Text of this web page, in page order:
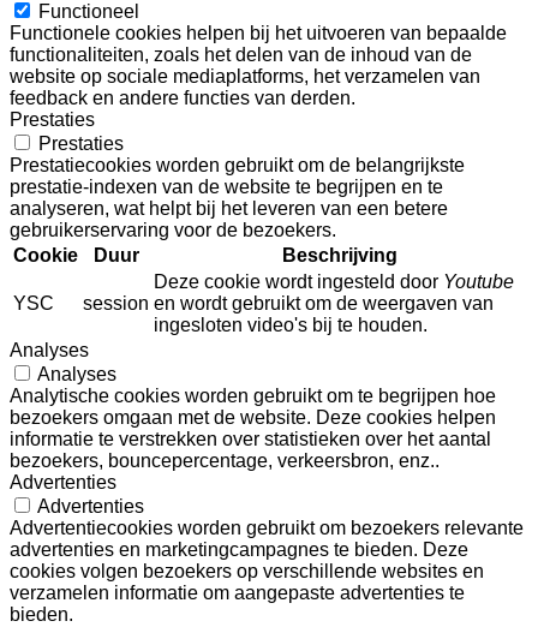
Functioneel
Functionele cookies helpen bij het uitvoeren van bepaalde
functionaliteiten, zoals het delen van de inhoud van de
website op sociale mediaplatforms, het verzamelen van
feedback en andere functies van derden.
Prestaties
Prestaties
Prestatiecookies worden gebruikt om de belangrijkste
prestatie-indexen van de website te begrijpen en te
analyseren, wat helpt bij het leveren van een betere
gebruikerservaring voor de bezoekers.
Cookie
Duur Beschrijving
YSC session
Deze cookie wordt ingesteld door Youtube
en wordt gebruikt om de weergaven van
ingesloten video's bij te houden.
Analyses
Analyses
Analytische cookies worden gebruikt om te begrijpen hoe
bezoekers omgaan met de website. Deze cookies helpen
informatie te verstrekken over statistieken over het aantal
bezoekers, bouncepercentage, verkeersbron, enz..
Advertenties
Advertenties
Advertentiecookies worden gebruikt om bezoekers relevante
advertenties en marketingcampagnes te bieden. Deze
cookies volgen bezoekers op verschillende websites en
verzamelen informatie om aangepaste advertenties te
bieden.